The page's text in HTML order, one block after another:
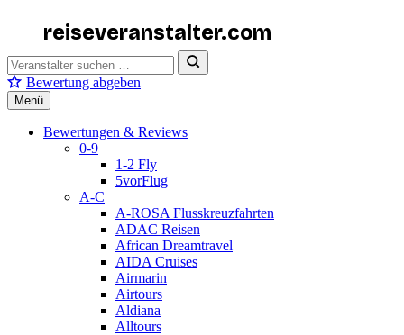
reiseveranstalter.com
Bewertung abgeben
Menü
Bewertungen & Reviews
0-9
1-2 Fly
5vorFlug
A-C
A-ROSA Flusskreuzfahrten
ADAC Reisen
African Dreamtravel
AIDA Cruises
Airmarin
Airtours
Aldiana
Alltours